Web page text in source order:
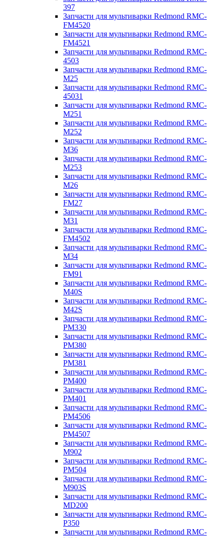
397
Запчасти для мультиварки Redmond RMC-
FM4520
Запчасти для мультиварки Redmond RMC-
FM4521
Запчасти для мультиварки Redmond RMC-
4503
Запчасти для мультиварки Redmond RMC-
M25
Запчасти для мультиварки Redmond RMC-
45031
Запчасти для мультиварки Redmond RMC-
M251
Запчасти для мультиварки Redmond RMC-
M252
Запчасти для мультиварки Redmond RMC-
M36
Запчасти для мультиварки Redmond RMC-
M253
Запчасти для мультиварки Redmond RMC-
M26
Запчасти для мультиварки Redmond RMC-
FM27
Запчасти для мультиварки Redmond RMC-
M31
Запчасти для мультиварки Redmond RMC-
FM4502
Запчасти для мультиварки Redmond RMC-
M34
Запчасти для мультиварки Redmond RMC-
FM91
Запчасти для мультиварки Redmond RMC-
M40S
Запчасти для мультиварки Redmond RMC-
M42S
Запчасти для мультиварки Redmond RMC-
PM330
Запчасти для мультиварки Redmond RMC-
PM380
Запчасти для мультиварки Redmond RMC-
PM381
Запчасти для мультиварки Redmond RMC-
PM400
Запчасти для мультиварки Redmond RMC-
PM401
Запчасти для мультиварки Redmond RMC-
PM4506
Запчасти для мультиварки Redmond RMC-
PM4507
Запчасти для мультиварки Redmond RMC-
M902
Запчасти для мультиварки Redmond RMC-
PM504
Запчасти для мультиварки Redmond RMC-
M903S
Запчасти для мультиварки Redmond RMC-
MD200
Запчасти для мультиварки Redmond RMC-
P350
Запчасти для мультиварки Redmond RMC-